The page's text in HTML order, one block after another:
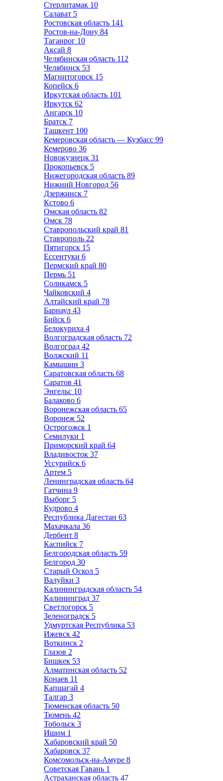
Стерлитамак 10
Салават 5
Ростовская область 141
Ростов-на-Дону 84
Таганрог 10
Аксай 8
Челябинская область 112
Челябинск 53
Магнитогорск 15
Копейск 6
Иркутская область 101
Иркутск 62
Ангарск 10
Братск 7
Ташкент 100
Кемеровская область — Кузбасс 99
Кемерово 36
Новокузнецк 31
Прокопьевск 5
Нижегородская область 89
Нижний Новгород 56
Дзержинск 7
Кстово 6
Омская область 82
Омск 78
Ставропольский край 81
Ставрополь 22
Пятигорск 15
Ессентуки 6
Пермский край 80
Пермь 51
Соликамск 5
Чайковский 4
Алтайский край 78
Барнаул 43
Бийск 6
Белокуриха 4
Волгоградская область 72
Волгоград 42
Волжский 11
Камышин 3
Саратовская область 68
Саратов 41
Энгельс 10
Балаково 6
Воронежская область 65
Воронеж 52
Острогожск 1
Семилуки 1
Приморский край 64
Владивосток 37
Уссурийск 6
Артем 5
Ленинградская область 64
Гатчина 9
Выборг 5
Кудрово 4
Республика Дагестан 63
Махачкала 36
Дербент 8
Каспийск 7
Белгородская область 59
Белгород 30
Старый Оскол 5
Валуйки 3
Калининградская область 54
Калининград 37
Светлогорск 5
Зеленоградск 5
Удмуртская Республика 53
Ижевск 42
Воткинск 2
Глазов 2
Бишкек 53
Алматинская область 52
Конаев 11
Капшагай 4
Талгар 3
Тюменская область 50
Тюмень 42
Тобольск 3
Ишим 1
Хабаровский край 50
Хабаровск 37
Комсомольск-на-Амуре 8
Советская Гавань 1
Астраханская область 47